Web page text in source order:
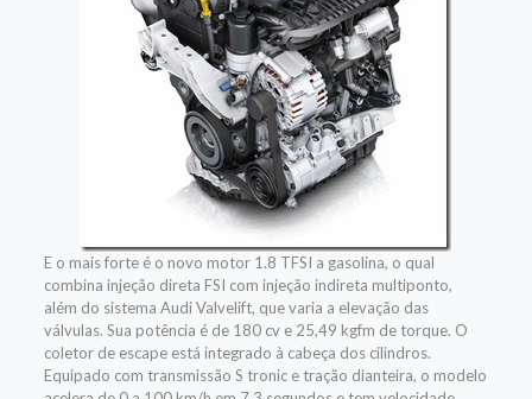
E o mais forte é o novo motor 1.8 TFSI a gasolina, o qual
combina injeção direta FSI com injeção indireta multiponto,
além do sistema Audi Valvelift, que varia a elevação das
válvulas. Sua potência é de 180 cv e 25,49 kgfm de torque. O
coletor de escape está integrado à cabeça dos cilindros.
Equipado com transmissão S tronic e tração dianteira, o modelo